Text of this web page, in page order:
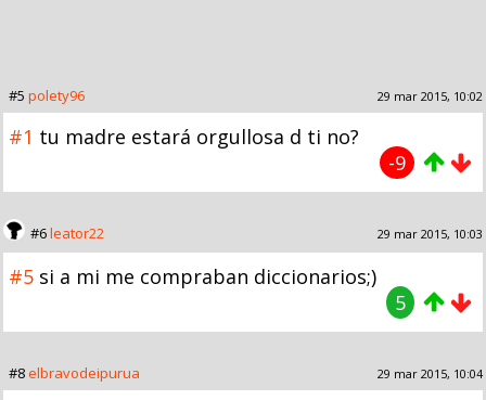
#5 polety96 29 mar 2015, 10:02
#1 tu madre estará orgullosa d ti no?
-9
#6leator22 29 mar 2015, 10:03
#5 si a mi me compraban diccionarios;)
5
#8elbravodeipurua 29 mar 2015, 10:04